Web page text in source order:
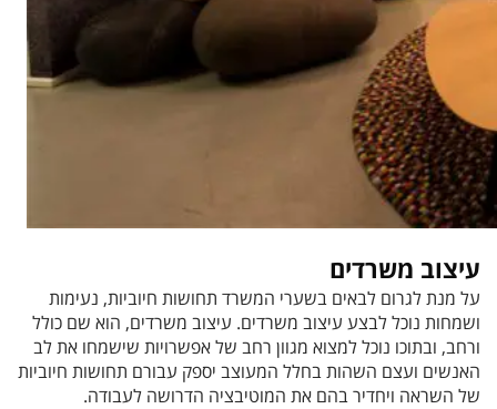
עיצוב משרדים
על מנת לגרום לבאים בשערי המשרד תחושות חיוביות, נעימות
ושמחות נוכל לבצע עיצוב משרדים. עיצוב משרדים, הוא שם כולל
ורחב, ובתוכו נוכל למצוא מגוון רחב של אפשרויות שישמחו את לב
האנשים ועצם השהות בחלל המעוצב יספק עבורם תחושות חיוביות
של השראה ויחדיר בהם את המוטיבציה הדרושה לעבודה.